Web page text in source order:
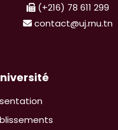
(+216) 78 611 299
contact@uj.rnu.tn